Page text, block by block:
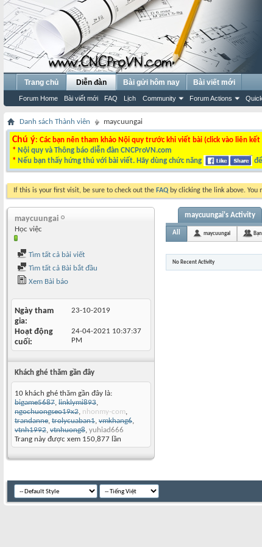
Trang chủ Diễn đàn
Forum Home Bài viết mới FAQ Lịch Community Forum Actions
Bài gửi hôm nay Bài viết mới
Danh sách Thành viên maycuungai
Chú ý: Các bạn nên tham khảo Nội quy trước khi viết bài (click vào liên
* Nội quy và Thông báo diễn đàn CNCProVN.com
* Nếu bạn thấy hứng thú với bài viết. Hãy dùng chức năng
If this is your first visit, be sure to check out the FAQ by clicking the link above. You
maycuungai
Học việc
Tìm tất cả bài viết
Tìm tất cả Bài bắt đầu
Xem Bài báo
Ngày tham
gia
23-10-2019
Hoạt động
cuối
24-04-2021 10:37:37
PM
Khách ghé thăm gần đây
10 khách ghé thăm gần đây là:
bigame5687, linklymi893,
ngochuongseo19x2, nhonmy-com,
trandanne, trolycuaban1, vmkhang6,
vtnh1992, vtnhuong8, yuhiad666
Trang này được xem 150,877 lần
maycuungai's Activity
All maycuungai
No Recent Activity